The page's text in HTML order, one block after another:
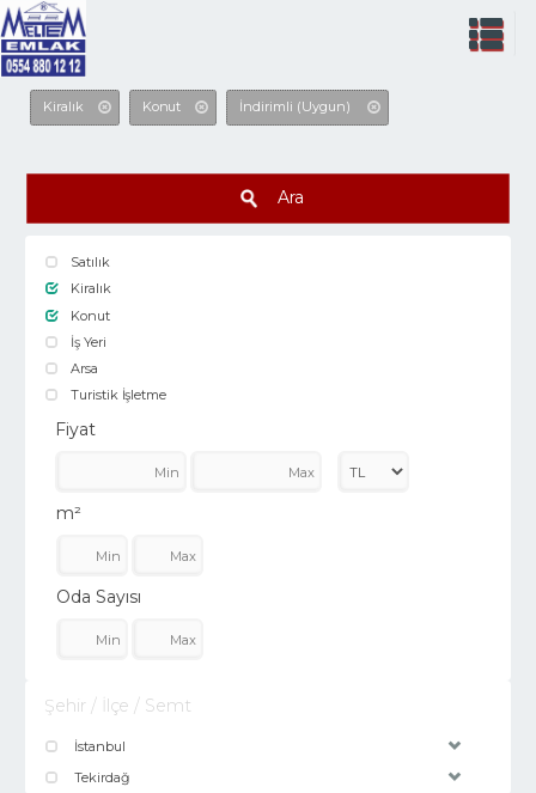
Kiralık Konut İndirimli (Uygun)
Ara
Satılık
Kiralık
Konut
İş Yeri
Arsa
Turistik İşletme
Fiyat
m²
Oda Sayısı
Şehir / İlçe / Semt
İstanbul
Tekirdağ